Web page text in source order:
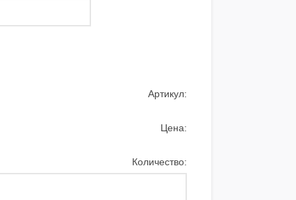
Артикул:
Цена:
Количество: